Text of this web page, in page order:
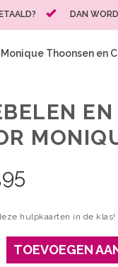
DAN
Thoonsen en
hulpkaarten in de klas!
TOEVOEGEN